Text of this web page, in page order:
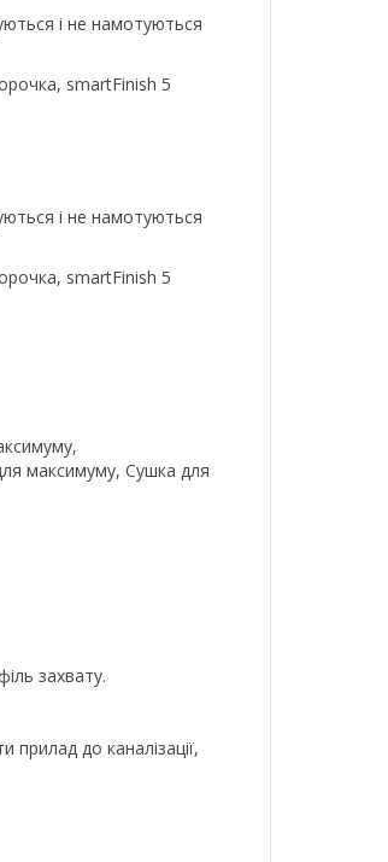
і не намотуються
smartFinish 5
і не намотуються
smartFinish 5
максимуму, Сушка для
захвату.
до каналізації,